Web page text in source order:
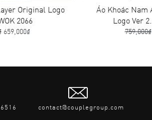
Original Logo
2066
659,000₫
Áo Khoác
Logo Ver
759,000₫
contact@couplegroup.com